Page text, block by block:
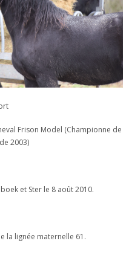
Frison Model (Championne de
2003)
et Ster le 8 août 2010.
la lignée maternelle 61.